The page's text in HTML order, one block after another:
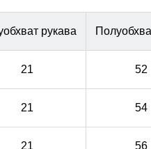
рукава
21 52
21 54
21 56